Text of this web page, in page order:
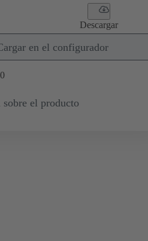
Descargar
en el configurador
0
sobre el producto